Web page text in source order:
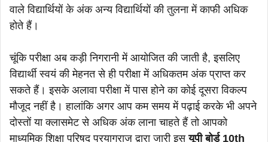
वाले विद्यार्थियों के अंक अन्य विद्यार्थियों की तुलना में काफी अधिक
होते हैं।
चूंकि परीक्षा अब कड़ी निगरानी में आयोजित की जाती है, इसलिए
विद्यार्थी स्वयं की मेहनत से ही परीक्षा में अधिकतम अंक प्राप्त कर
सकते हैं। इसके अलावा परीक्षा में पास होने का कोई दूसरा विकल्प
मौजूद नहीं है। हालांकि अगर आप कम समय में पढ़ाई करके भी अपने
दोस्तों या क्लासमेट से अधिक अंक लाना चाहते हैं तो आपको
माध्यमिक शिक्षा परिषद प्रयागराज द्वारा जारी इसयूपी बोर्ड 10th